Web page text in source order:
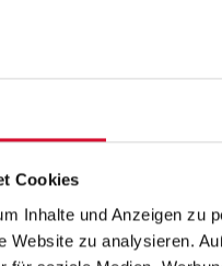
Cookies
Inhalte und Anzeigen zu
Website zu analysieren.